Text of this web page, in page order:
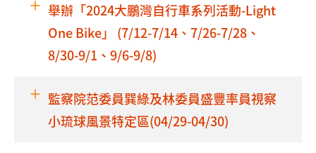
舉辦「2024大鵬灣自行車系列活動-Light
One Bike」 (7/12-7/14、7/26-7/28、
8/30-9/1、9/6-9/8)
監察院范委員巽綠及林委員盛豐率員視察
小琉球風景特定區(04/29-04/30)